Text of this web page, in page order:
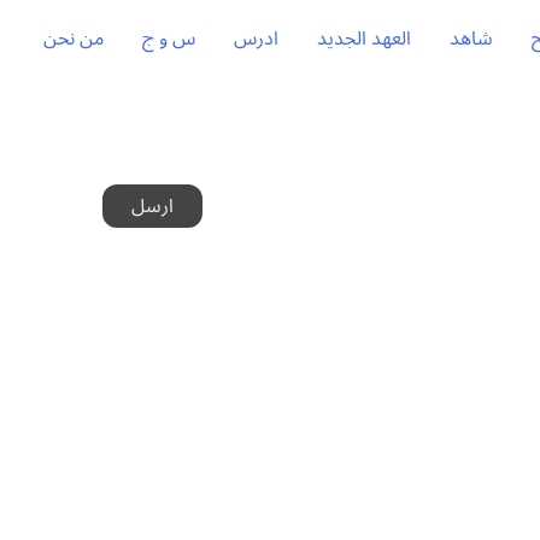
شاهد العهد الجديد ادرس س و ج من نحن